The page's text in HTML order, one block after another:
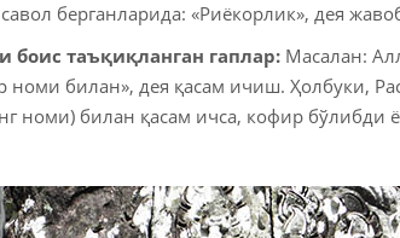
берганларида: «Риёкорлик», дея
боис таъқиқланган гаплар: Масалан:
номи билан», дея қасам ичиш. Ҳолбуки,
номи) билан қасам ичса, кофир бўлибди